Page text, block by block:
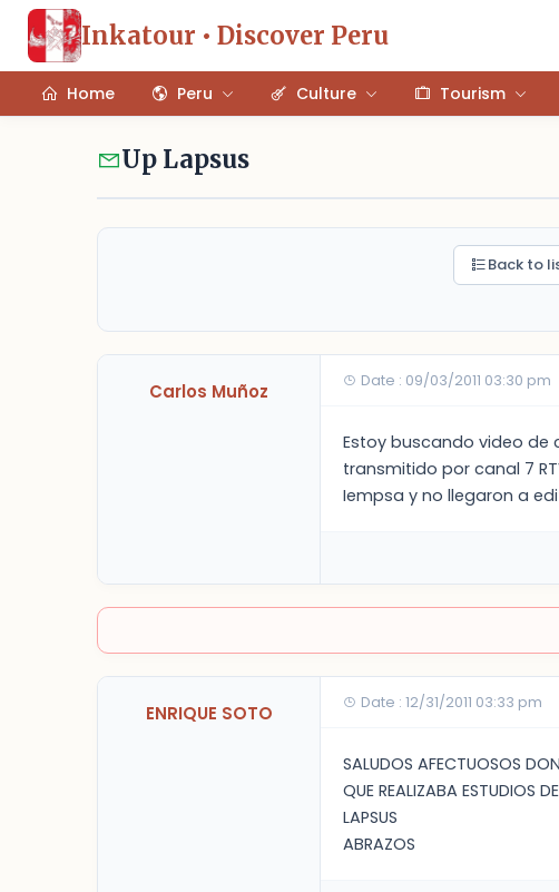
Inkatour • Discover Peru
Home Peru Culture Tourism
Up Lapsus
Back to
Carlos Muñoz Date : 09/03/2011 03:30 pm
Estoy buscando video de
transmitido por canal 7
Iempsa y no llegaron a
ENRIQUE SOTO Date : 12/31/2011 03:33 pm
SALUDOS AFECTUOSOS
QUE REALIZABA ESTUDIOS
LAPSUS
ABRAZOS